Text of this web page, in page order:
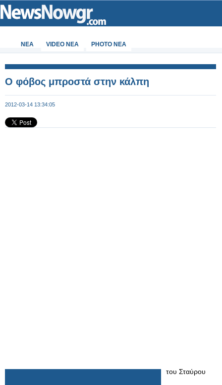
ΝΕΑ VIDEO NEA PHOTO NEA
Ο φόβος μπροστά στην κάλπη
2012-03-14 13:34:05
του Σταύρου